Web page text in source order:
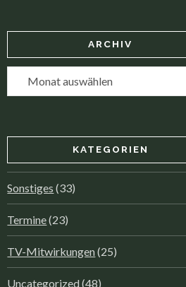
ARCHIV
Archiv
KATEGORIEN
Sonstiges (33)
Termine(23)
TV-Mitwirkungen(25)
Uncategorized(48)